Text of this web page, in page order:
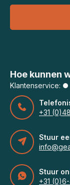
Hoe kunnen
Klantenservice:
+31
Stuur
Stuur
+31 (0)6-